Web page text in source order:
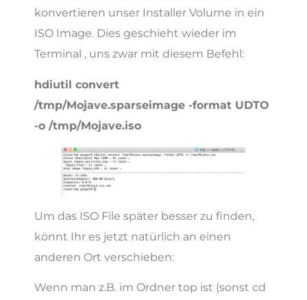
konvertieren unser Installer Volume in ein
ISO Image. Dies geschieht wieder im
Terminal , uns zwar mit diesem Befehl:
hdiutil convert
/tmp/Mojave.sparseimage -format UDTO
-o /tmp/Mojave.iso
Um das ISO File später besser zu finden,
könnt Ihr es jetzt natürlich an einen
anderen Ort verschieben:
Wenn man z.B. im Ordner top ist (sonst cd